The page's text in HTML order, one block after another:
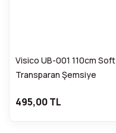
Visico UB-001 110cm Soft
Transparan Şemsiye
495,00 TL